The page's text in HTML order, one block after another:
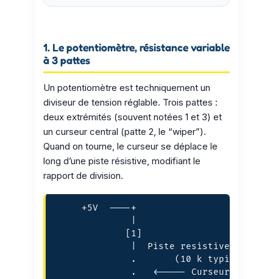
1. Le potentiomètre, résistance variable
à 3 pattes
Un potentiomètre est techniquement un
diviseur de tension réglable. Trois pattes :
deux extrémités (souvent notées 1 et 3) et
un curseur central (patte 2, le “wiper”).
Quand on tourne, le curseur se déplace le
long d’une piste résistive, modifiant le
rapport de division.
     +5V  ----+
             [1]
              |  Piste resistive
              .       (10 k typique)
              .   <----- Curseur sortant